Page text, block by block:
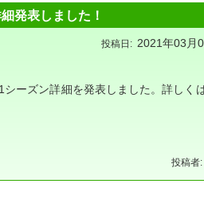
発表しました！
2021年03月
ーズン詳細を発表しました。詳しく